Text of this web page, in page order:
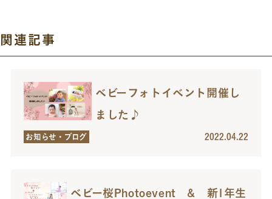
関連記事
ベビーフォトイベント開催し
ました♪
お知らせ・ブログ 2022.04.22
ベビー桜Photoevent & 新1年生